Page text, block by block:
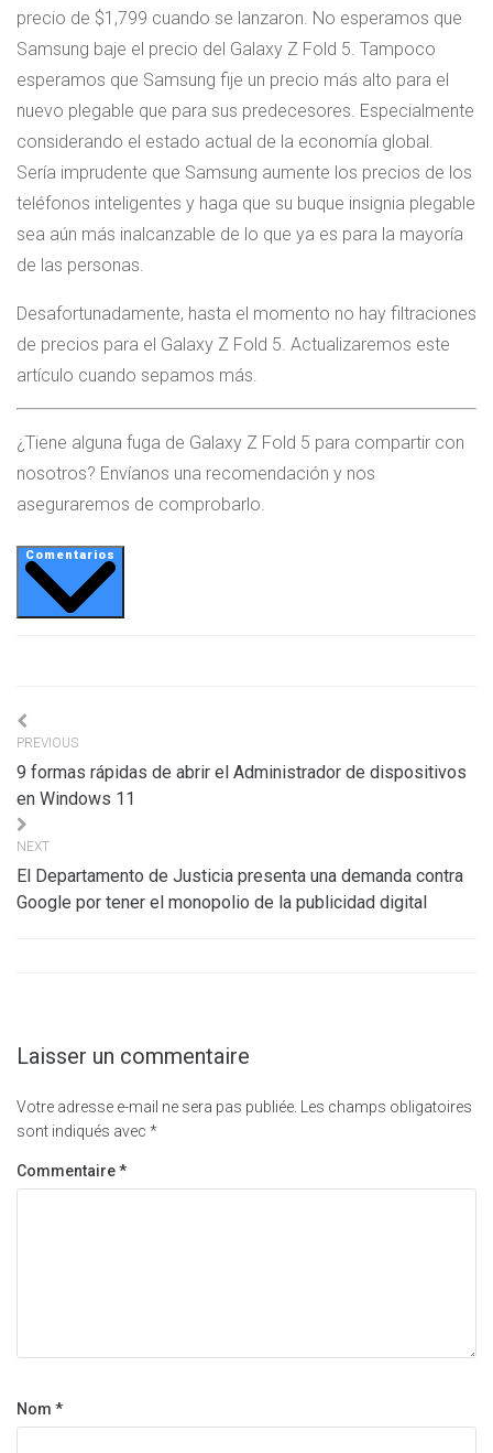
precio de $1,799 cuando se lanzaron. No esperamos que
Samsung baje el precio del Galaxy Z Fold 5. Tampoco
esperamos que Samsung fije un precio más alto para el
nuevo plegable que para sus predecesores. Especialmente
considerando el estado actual de la economía global.
Sería imprudente que Samsung aumente los precios de los
teléfonos inteligentes y haga que su buque insignia plegable
sea aún más inalcanzable de lo que ya es para la mayoría
de las personas.
Desafortunadamente, hasta el momento no hay filtraciones
de precios para el Galaxy Z Fold 5. Actualizaremos este
artículo cuando sepamos más.
¿Tiene alguna fuga de Galaxy Z Fold 5 para compartir con
nosotros? Envíanos una recomendación y nos
aseguraremos de comprobarlo.
Comentarios
Navigation
de
l’article
PREVIOUS
9 formas rápidas de abrir el Administrador de dispositivos
en Windows 11
NEXT
El Departamento de Justicia presenta una demanda contra
Google por tener el monopolio de la publicidad digital
Laisser un commentaire
Votre adresse e-mail ne sera pas publiée. Les champs obligatoires
sont indiqués avec *
Commentaire*
Nom *